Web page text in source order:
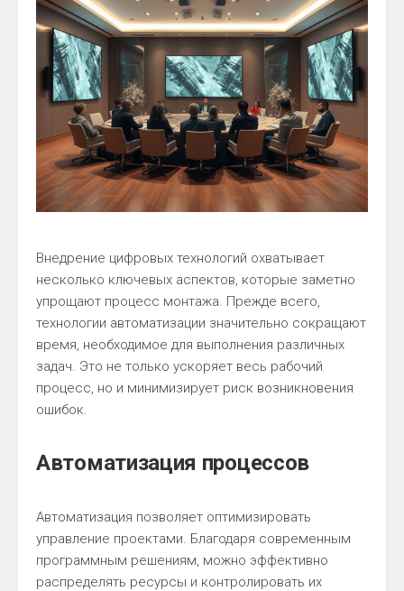
Внедрение цифровых технологий охватывает
несколько ключевых аспектов, которые заметно
упрощают процесс монтажа. Прежде всего,
технологии автоматизации значительно сокращают
время, необходимое для выполнения различных
задач. Это не только ускоряет весь рабочий
процесс, но и минимизирует риск возникновения
ошибок.
Автоматизация процессов
Автоматизация позволяет оптимизировать
управление проектами. Благодаря современным
программным решениям, можно эффективно
распределять ресурсы и контролировать их